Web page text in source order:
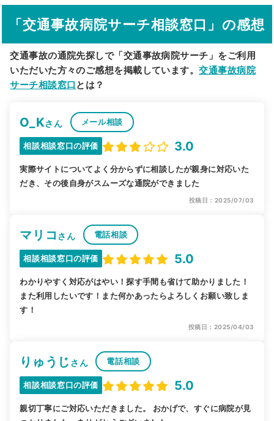
駅から探す 院名から探す
「交通事故病院サーチ相談窓口」の感想
交通事故の通院先探しで「交通事故病院サーチ」をご利用
いただいた方々のご感想を掲載しています。交通事故病院
サーチ相談窓口 とは？
O_Kさん メール相談
相談相談窓口の評価 3.0
実際サイトについてよく分からずに相談したが親身に対応いた
だき、その後自身がスムーズな通院ができました
投稿日：2025/07/03
マリコ さん 電話相談
相談相談窓口の評価 5.0
わかりやすく対応がはやい！探す手間も省けて助かりました！
また利用したいです！また何かあったらよろしくお願い致しま
す！
投稿日：2025/04/03
りゅうじ さん 電話相談
相談相談窓口の評価 5.0
親切丁寧にご対応いただきました。 おかげで、すぐに病院が見